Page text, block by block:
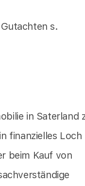
s.
in Saterland
finanzielles Loch
beim Kauf von